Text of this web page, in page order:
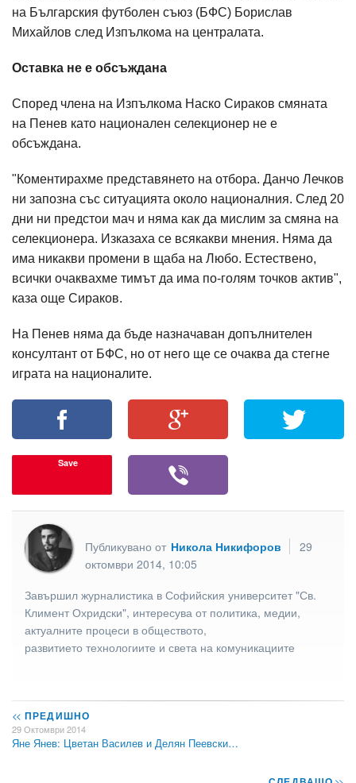
на Българския футболен съюз (БФС) Борислав
Михайлов след Изпълкома на централата.
Оставка не е обсъждана
Според члена на Изпълкома Наско Сираков смяната
на Пенев като национален селекционер не е
обсъждана.
"Коментирахме представянето на отбора. Данчо Лечков
ни запозна със ситуацията около националния. След 20
дни ни предстои мач и няма как да мислим за смяна на
селекционера. Изказаха се всякакви мнения. Няма да
има никакви промени в щаба на Любо. Естествено,
всички очаквахме тимът да има по-голям точков актив",
каза още Сираков.
На Пенев няма да бъде назначаван допълнителен
консултант от БФС, но от него ще се очаква да стегне
играта на националите.
Save
Публикувано от Никола Никифоров
29
октомври 2014, 10:05
Завършил журналистика в Софийския университет "Св.
Климент Охридски", интересува от политика, медии,
актуалните процеси в обществото,
развитието технологиите и света на комуникациите
<< ПРЕДИШНО
29 Октомври 2014
Яне Янев: Цветан Василев и Делян Пеевски…